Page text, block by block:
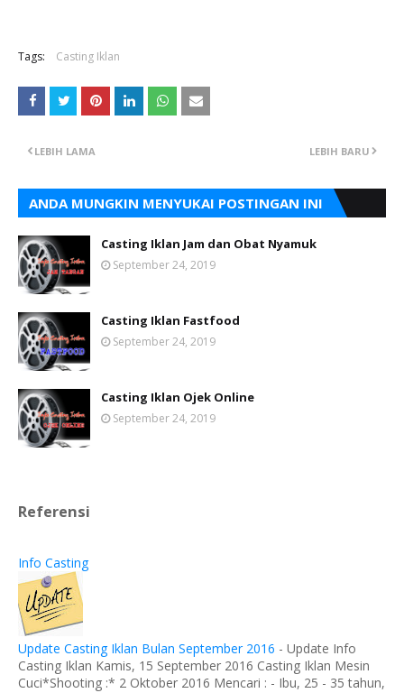
Tags: Casting Iklan
LEBIH BARU
LEBIH LAMA
ANDA MUNGKIN MENYUKAI POSTINGAN INI
Casting Iklan Jam dan Obat Nyamuk
September 24, 2019
Casting Iklan Fastfood
September 24, 2019
Casting Iklan Ojek Online
September 24, 2019
Referensi
Info Casting
Update Casting Iklan Bulan September 2016 - Update Info
Casting Iklan Kamis, 15 September 2016 Casting Iklan Mesin
Cuci*Shooting :* 2 Oktober 2016 Mencari : - Ibu, 25 - 35 tahun,